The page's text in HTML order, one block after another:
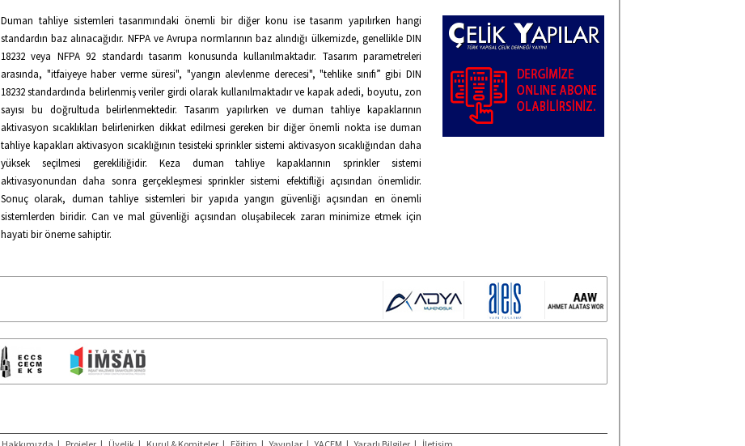
Duman tahliye sistemleri tasarımındaki önemli bir diğer konu ise tasarım yapılırken hangi
standardın baz alınacağıdır. NFPA ve Avrupa normlarının baz alındığı ülkemizde, genellikle DIN
18232 veya NFPA 92 standardı tasarım konusunda kullanılmaktadır. Tasarım parametreleri
arasında, "itfaiyeye haber verme süresi", "yangın alevlenme derecesi", "tehlike sınıfı” gibi DIN
18232 standardında belirlenmiş veriler girdi olarak kullanılmaktadır ve kapak adedi, boyutu, zon
sayısı bu doğrultuda belirlenmektedir. Tasarım yapılırken ve duman tahliye kapaklarının
aktivasyon sıcaklıkları belirlenirken dikkat edilmesi gereken bir diğer önemli nokta ise duman
tahliye kapakları aktivasyon sıcaklığının tesisteki sprinkler sistemi aktivasyon sıcaklığından daha
yüksek seçilmesi gerekliliğidir. Keza duman tahliye kapaklarının sprinkler sistemi
aktivasyonundan daha sonra gerçekleşmesi sprinkler sistemi efektifliği açısından önemlidir.
Sonuç olarak, duman tahliye sistemleri bir yapıda yangın güvenliği açısından en önemli
sistemlerden biridir. Can ve mal güvenliği açısından oluşabilecek zararı minimize etmek için
hayati bir öneme sahiptir.